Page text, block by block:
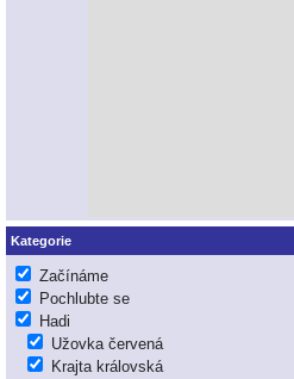
Kategorie
Začínáme
Pochlubte se
Hadi
Užovka červená
Krajta královská